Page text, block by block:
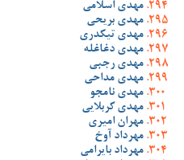
مهدی اسلامی
مهدی بریحی
مهدی تیکدری
مهدی دغاغله
مهدی رجبی
مهدی مداحی
مهدی نامجو
مهدی کربلایی
مهران امیری
مهرداد آوخ
مهرداد بایرامی